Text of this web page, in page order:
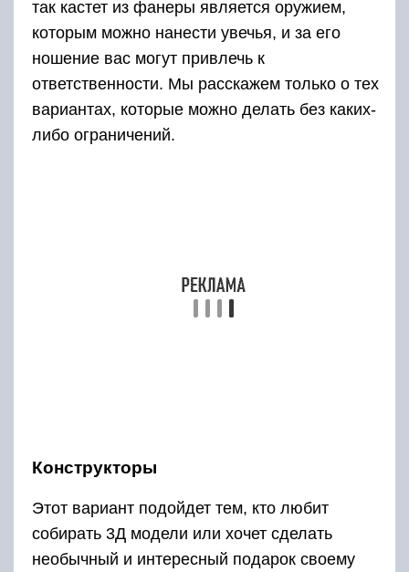
ребенку.
Рассмотрим на примере пистолета:
Для начала вам нужно найти все необходимые
схемы
подробнее, тем лучше будет конечный